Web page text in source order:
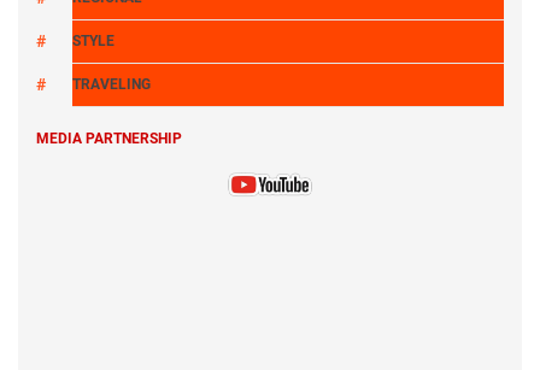
STYLE
TRAVELING
MEDIA PARTNERSHIP